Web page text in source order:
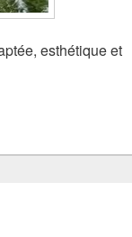
esthétique et